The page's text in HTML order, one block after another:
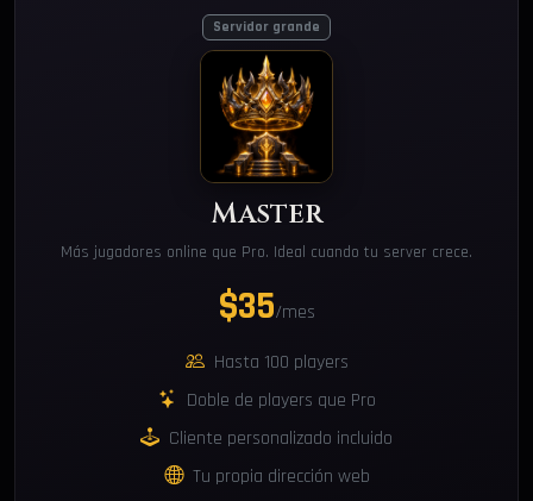
Servidor grande
Master
Más jugadores online que Pro. Ideal cuando tu server crece.
$35/mes
Hasta 100 players
Doble de players que Pro
Cliente personalizado incluido
Tu propia dirección web